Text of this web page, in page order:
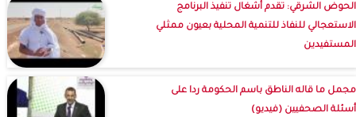
الحوض الشرقي: تقدم أشغال تنفيذ البرنامج
الاستعجالي للنفاذ للتنمية المحلية بعيون ممثلي
المستفيدين
مجمل ما قاله الناطق باسم الحكومة ردا على
أسئلة الصحفيين (فيديو)